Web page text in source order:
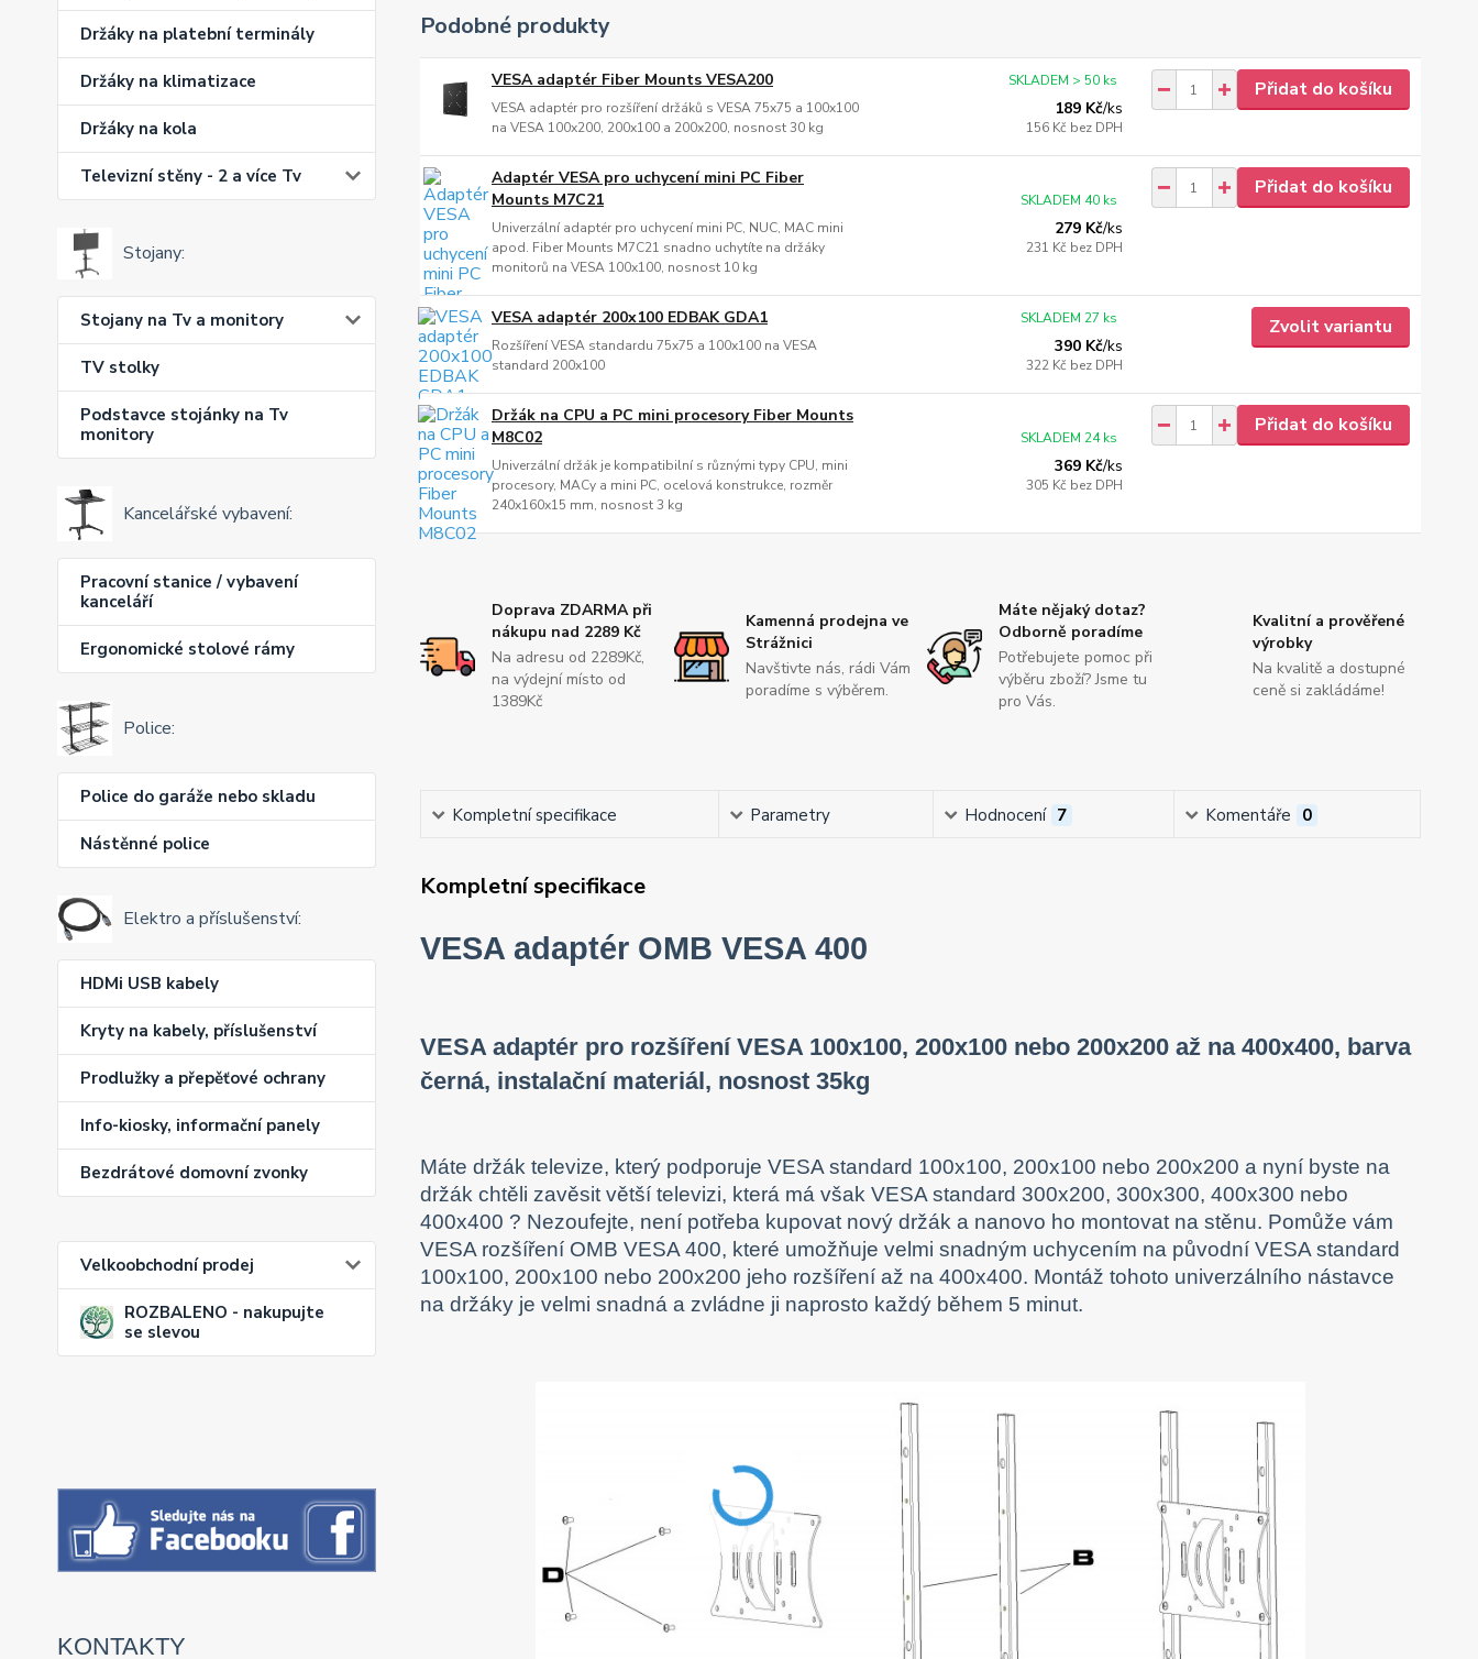
Držáky na platební terminály
Držáky na klimatizace
Držáky na kola
Televizní stěny - 2 a více Tv
Stojany:
Stojany na Tv a monitory
TV stolky
Podstavce stojánky na Tv
monitory
Kancelářské vybavení:
Pracovní stanice / vybavení
kanceláří
Ergonomické stolové rámy
Police:
Police do garáže nebo skladu
Nástěnné police
Elektro a příslušenství:
HDMi USB kabely
Kryty na kabely, příslušenství
Prodlužky a přepěťové ochrany
Info-kiosky, informační panely
Bezdrátové domovní zvonky
Velkoobchodní prodej
ROZBALENO - nakupujte
se slevou
KONTAKTY
Podobné produkty
VESA adaptér Fiber Mounts VESA200
VESA adaptér pro rozšíření držáků s VESA 75x75 a 100x100
na VESA 100x200, 200x100 a 200x200, nosnost 30 kg
189 Kč/ks
156 Kč bez DPH
SKLADEM > 50 ks Přidat do košíku
Adaptér VESA pro uchycení mini PC Fiber
Mounts M7C21
Univerzální adaptér pro uchycení mini PC, NUC, MAC mini
apod. Fiber Mounts M7C21 snadno uchytíte na držáky
monitorů na VESA 100x100, nosnost 10 kg
279 Kč/ks
231 Kč bez DPH
SKLADEM 40 ks
Přidat do košíku
VESA adaptér 200x100 EDBAK GDA1
Rozšíření VESA standardu 75x75 a 100x100 na VESA
standard 200x100
390 Kč/ks
322 Kč bez DPH
SKLADEM 27 ks Zvolit variantu
Držák na CPU a PC mini procesory Fiber Mounts
M8C02
Univerzální držák je kompatibilní s různými typy CPU, mini
procesory, MACy a mini PC, ocelová konstrukce, rozměr
240x160x15 mm, nosnost 3 kg
369 Kč/ks
305 Kč bez DPH
SKLADEM 24 ks
Přidat do košíku
Doprava ZDARMA při
nákupu nad 2289 Kč
Na adresu od 2289Kč,
na výdejní místo od
1389Kč
Kamenná prodejna ve
Strážnici
Navštivte nás, rádi Vám
poradíme s výběrem.
Máte nějaký dotaz?
Odborně poradíme
Potřebujete pomoc při
výběru zboží? Jsme tu
pro Vás.
Kvalitní a prověřené
výrobky
Na kvalitě a dostupné
ceně si zakládáme!
Kompletní specifikace Parametry Hodnocení 7 Komentáře 0
Kompletní specifikace
VESA adaptér OMB VESA 400
VESA adaptér pro rozšíření VESA 100x100, 200x100 nebo 200x200 až na 400x400, barva
černá, instalační materiál, nosnost 35kg
Máte držák televize, který podporuje VESA standard 100x100, 200x100 nebo 200x200 a nyní byste na
držák chtěli zavěsit větší televizi, která má však VESA standard 300x200, 300x300, 400x300 nebo
400x400 ? Nezoufejte, není potřeba kupovat nový držák a nanovo ho montovat na stěnu. Pomůže vám
VESA rozšíření OMB VESA 400, které umožňuje velmi snadným uchycením na původní VESA standard
100x100, 200x100 nebo 200x200 jeho rozšíření až na 400x400. Montáž tohoto univerzálního nástavce
na držáky je velmi snadná a zvládne ji naprosto každý během 5 minut.